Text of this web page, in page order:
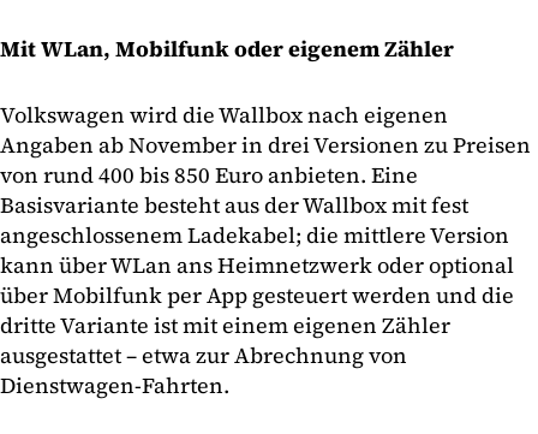
Mit WLan, Mobilfunk oder eigenem Zähler
Volkswagen wird die Wallbox nach eigenen
Angaben ab November in drei Versionen zu Preisen
von rund 400 bis 850 Euro anbieten. Eine
Basisvariante besteht aus der Wallbox mit fest
angeschlossenem Ladekabel; die mittlere Version
kann über WLan ans Heimnetzwerk oder optional
über Mobilfunk per App gesteuert werden und die
dritte Variante ist mit einem eigenen Zähler
ausgestattet – etwa zur Abrechnung von
Dienstwagen-Fahrten.